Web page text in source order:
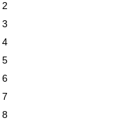
2
3
4
5
6
7
8